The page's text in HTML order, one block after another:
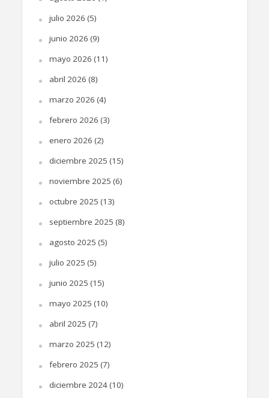
julio 2026 (5)
junio 2026 (9)
mayo 2026 (11)
abril 2026 (8)
marzo 2026 (4)
febrero 2026 (3)
enero 2026 (2)
diciembre 2025 (15)
noviembre 2025 (6)
octubre 2025 (13)
septiembre 2025 (8)
agosto 2025 (5)
julio 2025 (5)
junio 2025 (15)
mayo 2025 (10)
abril 2025 (7)
marzo 2025 (12)
febrero 2025 (7)
diciembre 2024(10)